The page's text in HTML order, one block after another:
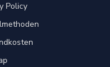
Policy